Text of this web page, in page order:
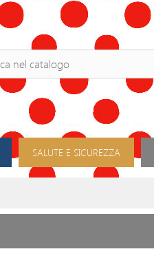
SALUTE E SICUREZZA